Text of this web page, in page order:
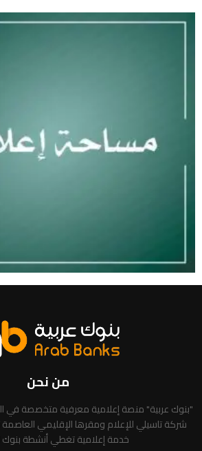
من نحن
"بنوك عربية" منصة إعلامية معرفية متخصصة في
شركة تاسيلي للإعلام ومقرها الإقليمي
خدمة إعلامية تغطي أنشطة